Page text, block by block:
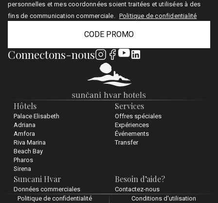
Hôtels
Palace Elisabeth
Adriana
Amfora
Riva Marina
Beach Bay
Pharos
Sirena
Services
Offres spéciales
Expériences
Événements
Transfer
Suncani Hvar
Données commerciales
Besoin d’aide?
Contactez-nous
personnelles et mes coordonnées soient traitées et utilisées à des
fins de communication commerciale. Politique de confidentialité
CODE PROMO
Connectons-nous
Politique de confidentialité Conditions d'utilisation